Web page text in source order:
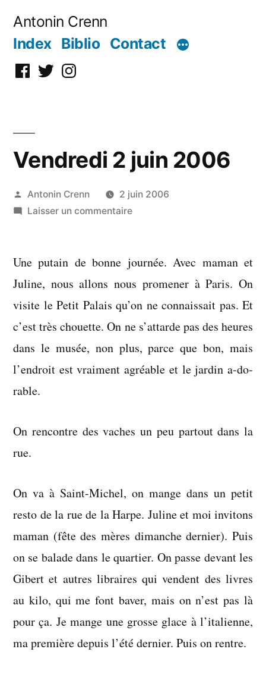
Antonin Crenn
Index Biblio Contact
Facebook
TwitterInstagram
Vendredi 2 juin 2006
Publié
par
Antonin Crenn
2 juin 2006
Laisser un commentairesur
juin
Une putain de bonne journée. Avec maman et
Juline, nous allons nous promener à Paris. On
visite le Petit Palais qu’on ne connaissait pas. Et
c’est très chouette. On ne s’attarde pas des heures
dans le musée, non plus, parce que bon, mais
l’endroit est vraiment agréable et le jardin a-do-
rable.
On rencontre des vaches un peu partout dans la
rue.
On va à Saint-Michel, on mange dans un petit
resto de la rue de la Harpe. Juline et moi invitons
maman (fête des mères dimanche dernier). Puis
on se balade dans le quartier. On passe devant les
Gibert et autres libraires qui vendent des livres
au kilo, qui me font baver, mais on n’est pas là
pour ça. Je mange une grosse glace à l’italienne,
ma première depuis l’été dernier. Puis on rentre.